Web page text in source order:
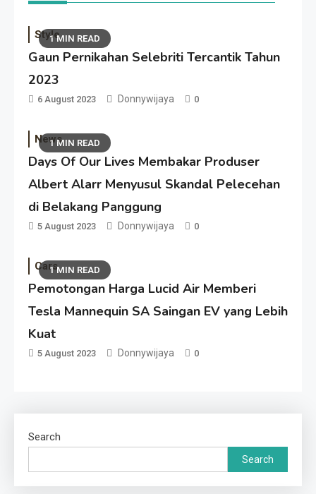
1 MIN READ
Style
Gaun Pernikahan Selebriti Tercantik Tahun
2023
6 August 2023 Donnywijaya 0
1 MIN READ
News
Days Of Our Lives Membakar Produser
Albert Alarr Menyusul Skandal Pelecehan
di Belakang Panggung
5 August 2023 Donnywijaya 0
1 MIN READ
Cars
Pemotongan Harga Lucid Air Memberi
Tesla Mannequin SA Saingan EV yang Lebih
Kuat
5 August 2023 Donnywijaya 0
Search
Search